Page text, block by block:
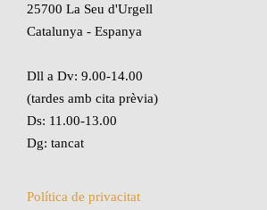
25700 La Seu d'Urgell
Catalunya - Espanya
Dll a Dv: 9.00-14.00
(tardes amb cita prèvia)
Ds: 11.00-13.00
Dg: tancat
Política de privacitat